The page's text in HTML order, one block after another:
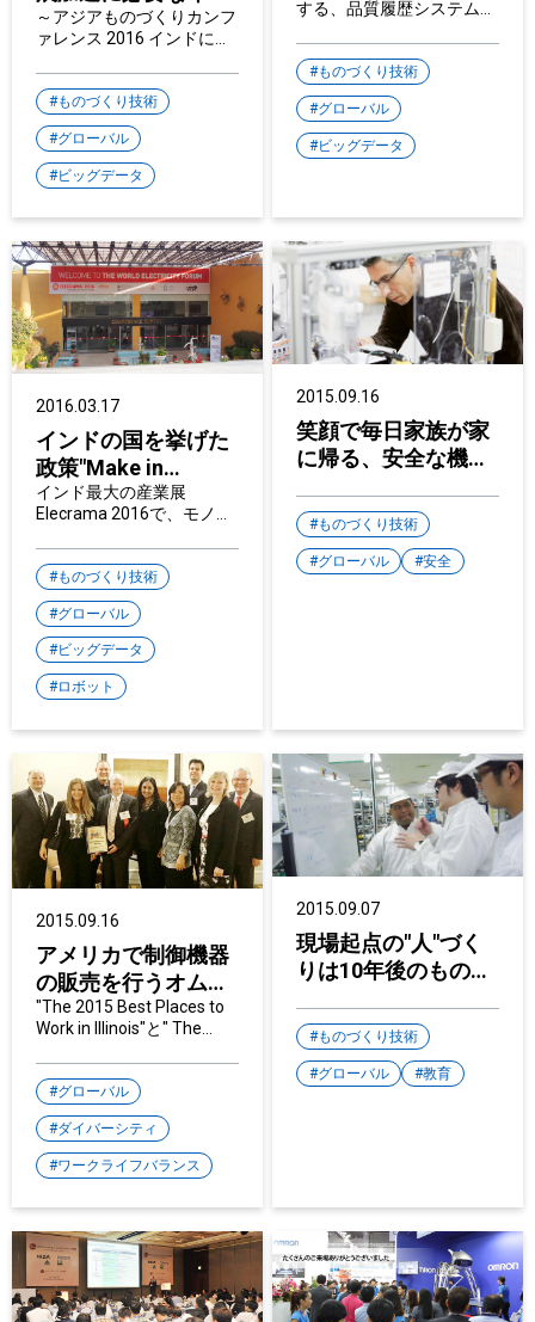
ベーションと日本企
業が果たせる役割
～アジアものづくりカンフ
ァレンス 2016 インドにて
ものづくり技術
グローバル
ビッグデータ
する、品質履歴システムの
2015 タイにて講演～
ものづくり技術
グローバル
ビッグデータ
2016.03.17
インドの国を挙げた
政策"Make in
India"を後押し
インド最大の産業展
Elecrama 2016で、モノづ
ものづくり技術
グローバル
ビッグデータ
ロボット
2015.09.16
笑顔で毎日家族が家
に帰る、安全な機械
ものづくり技術
グローバル 安全
2015.09.16
アメリカで制御機器
の販売を行うオムロ
ン エレクトロニクス
が、働きがいのある
会社に与えられる賞
をW受賞
"The 2015 Best Places to
Work in Illinois"と" The
グローバル
ダイバーシティ
ワークライフバランス
2015.09.07
現場起点の"人"づく
りは10年後のものづ
ものづくり技術
グローバル 教育